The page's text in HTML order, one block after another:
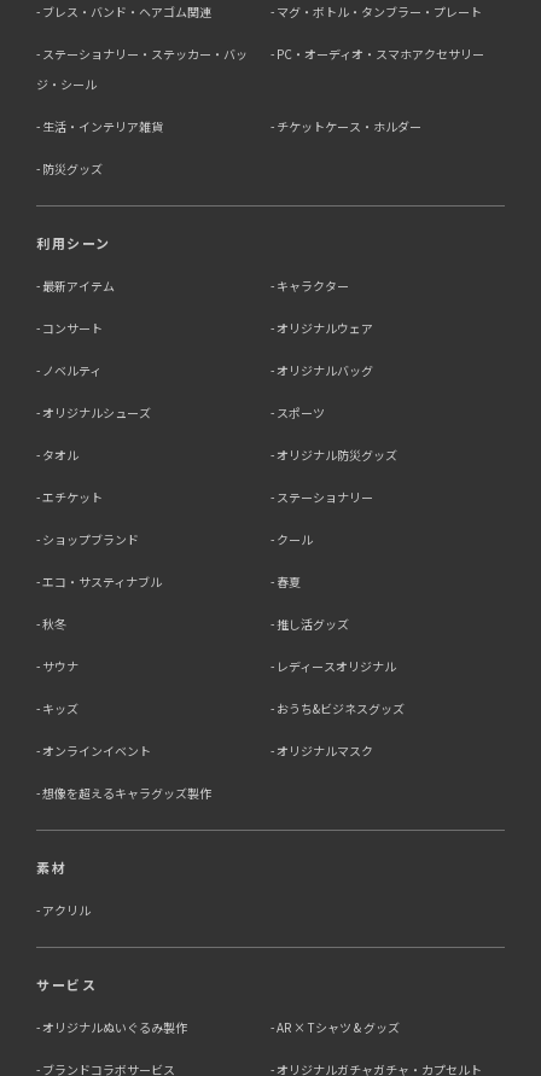
・公衆衛生の向上又は児童の健全な育成の推進のために特
あるとき
・国の機関若しくは地方公共団体又はその委託を受けた者
がある場合であって、本人の同意を得ることによって当該
当社は個人情報の取扱業務の全部または一部を外部に業務
その際、弊社は、個人情報を適切に保護できる管理体制を
で、機密保持契約を委託先と締結し、お客様の個人情報を
厳密に管理させます。
6．個人情報（保有個人データを含む）の利用目的通知、
人の個人情報の利用目的の通知、開示、訂正・追加・削
受けた場合は速やかに対応いたします。これらの請求は、
【個人情報保護に関するお問合せ先】
株式会社ラブ・ラボ
電子メール：
info@rub-lab.com
【認定個人情報保護団体の名称及び、苦情の解決の申出
います 一般財団法人日本情報経済社会推進協会 認定個人
情報保護団体事務局 〒106-0032 東京都港区六本木一丁
7565 / 0120-700-779
7．個人情報の提供の任意性と提供されない場合に起こり
お客様がご自身の個人情報を弊社に提供されるか否かは、
は、適切なサービスが提供できない場合がありますので予
ブレス・バンド・ヘアゴム関連 マグ・ボトル・タンブラー・プレート
ステーショナリー・ステッカー・バッ
ジ・シール
PC・オーディオ・スマホアクセサリー
生活・インテリア雑貨 チケットケース・ホルダー
防災グッズ
利用シーン
最新アイテム キャラクター
コンサート オリジナルウェア
ノベルティ オリジナルバッグ
オリジナルシューズ スポーツ
タオル オリジナル防災グッズ
エチケット ステーショナリー
ショップブランド クール
エコ・サスティナブル 春夏
秋冬 推し活グッズ
サウナ レディースオリジナル
キッズ おうち&ビジネスグッズ
オンラインイベント オリジナルマスク
想像を超えるキャラグッズ製作
素材
アクリル
サービス
オリジナルぬいぐるみ製作 AR × Tシャツ & グッズ
ブランドコラボサービス
オリジナルガチャガチャ・カプセルト